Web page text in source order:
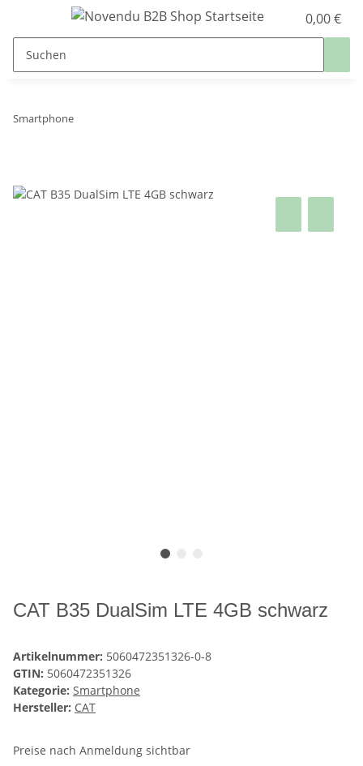
0,00 €
Smartphone
CAT B35 DualSim LTE 4GB schwarz
Artikelnummer: 5060472351326-0-8
GTIN: 5060472351326
Kategorie: Smartphone
Hersteller: CAT
Preise nach Anmeldung sichtbar